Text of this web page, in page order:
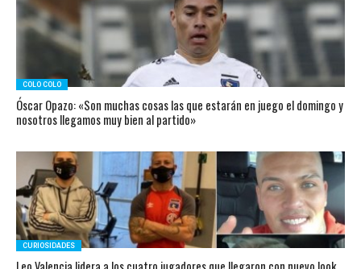
COLO COLO
Óscar Opazo: «Son muchas cosas las que estarán en juego el domingo y
nosotros llegamos muy bien al partido»
CURIOSIDADES